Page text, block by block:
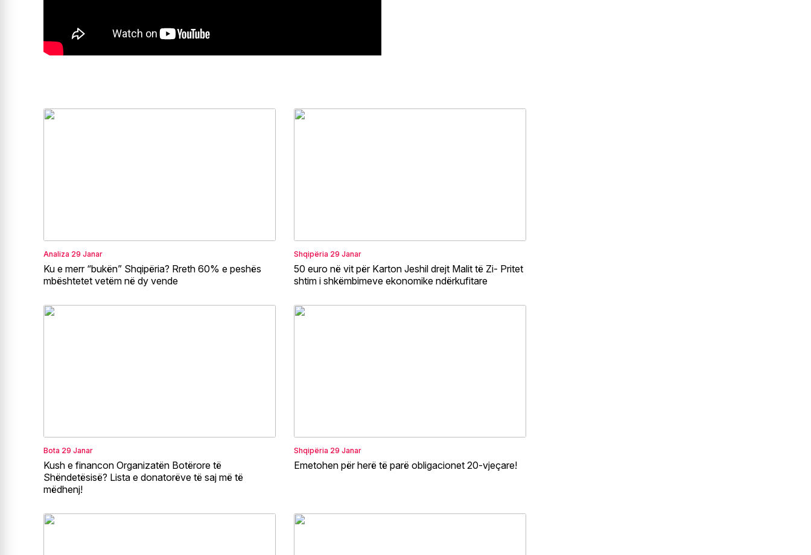
Analiza 29 Janar
Ku e merr “bukën” Shqipëria? Rreth 60% e peshës
mbështetet vetëm në dy vende
Shqipëria 29 Janar
50 euro në vit për Karton Jeshil drejt Malit të Zi- Pritet
shtim i shkëmbimeve ekonomike ndërkufitare
Bota 29 Janar
Kush e financon Organizatën Botërore të
Shëndetësisë? Lista e donatorëve të saj më të
mëdhenj!
Shqipëria 29 Janar
Emetohen për herë të parë obligacionet 20-vjeçare!